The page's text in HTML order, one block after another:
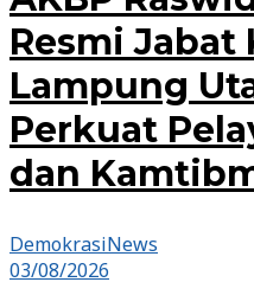
Resmi Jabat
Lampung
Perkuat
dan
DemokrasiNews
03/08/2026